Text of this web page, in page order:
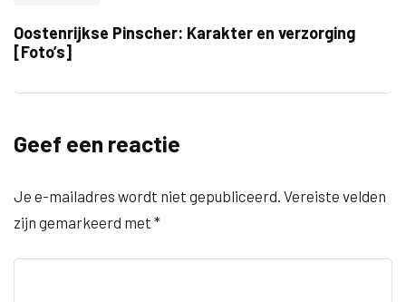
Oostenrijkse Pinscher: Karakter en verzorging
[Foto’s]
Geef een reactie
Je e-mailadres wordt niet gepubliceerd. Vereiste velden
zijn gemarkeerd met *